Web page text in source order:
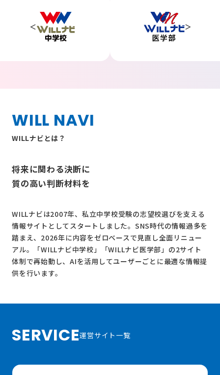
WILL NAVI
WILLナビとは？
将来に関わる決断に
質の高い判断材料を
WILLナビは2007年、私立中学校受験の志望校選びを支える
情報サイトとしてスタートしました。SNS時代の情報過多を
踏まえ、2026年に内容をゼロベースで見直し全面リニュー
アル。
「WILLナビ中学校」 「WILLナビ医学部」 の2サイト
体制で再始動し、AIを活用してユーザーごとに最適な情報提
供を行います。
SERVICE運営サイト一覧